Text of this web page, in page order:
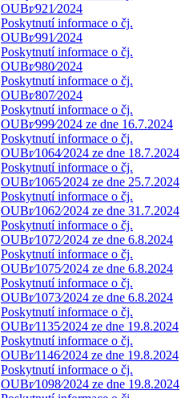
OUBr⁄921⁄2024
Poskytnutí informace o čj.
OUBr⁄991⁄2024
Poskytnutí informace o čj.
OUBr⁄980⁄2024
Poskytnutí informace o čj.
OUBr⁄807⁄2024
Poskytnutí informace o čj.
OUBr⁄999⁄2024 ze dne 16.7.2024
Poskytnutí informace o čj.
OUBr⁄1064⁄2024 ze dne 18.7.2024
Poskytnutí informace o čj.
OUBr⁄1065⁄2024 ze dne 25.7.2024
Poskytnutí informace o čj.
OUBr⁄1062⁄2024 ze dne 31.7.2024
Poskytnutí informace o čj.
OUBr⁄1072⁄2024 ze dne 6.8.2024
Poskytnutí informace o čj.
OUBr⁄1075⁄2024 ze dne 6.8.2024
Poskytnutí informace o čj.
OUBr⁄1073⁄2024 ze dne 6.8.2024
Poskytnutí informace o čj.
OUBr⁄1135⁄2024 ze dne 19.8.2024
Poskytnutí informace o čj.
OUBr⁄1146⁄2024 ze dne 19.8.2024
Poskytnutí informace o čj.
OUBr⁄1098⁄2024 ze dne 19.8.2024